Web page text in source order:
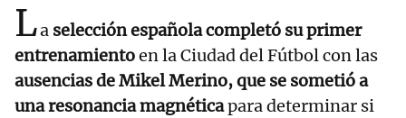
La selección española completó su primer
entrenamientoen la Ciudad del Fútbol con las
ausencias de Mikel Merino, que se sometió a
una resonancia magnéticapara determinar si